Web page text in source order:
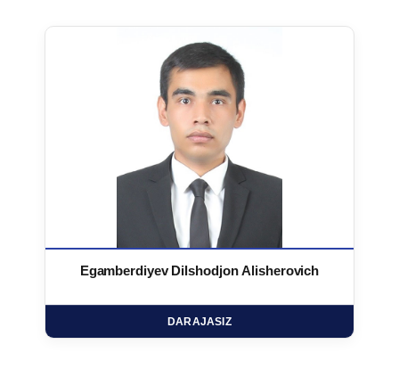
Egamberdiyev Dilshodjon Alisherovich
DARAJASIZ